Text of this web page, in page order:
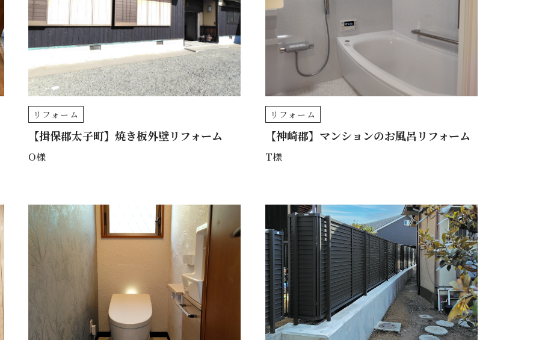
リフォーム
【揖保郡太子町】焼き板外壁リフォーム
O様
リフォーム
【神崎郡】マンションのお風呂リフォーム
T様